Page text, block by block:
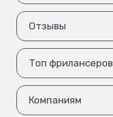
Отзывы
Топ фрилансеров
Компаниям